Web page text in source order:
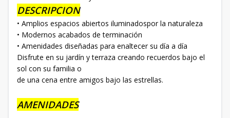
DESCRIPCION
• Amplios espacios abiertos iluminadospor la naturaleza
• Modernos acabados de terminación
• Amenidades diseñadas para enaltecer su día a día
Disfrute en su jardín y terraza creando recuerdos bajo el
sol con su familia o
de una cena entre amigos bajo las estrellas.
AMENIDADES